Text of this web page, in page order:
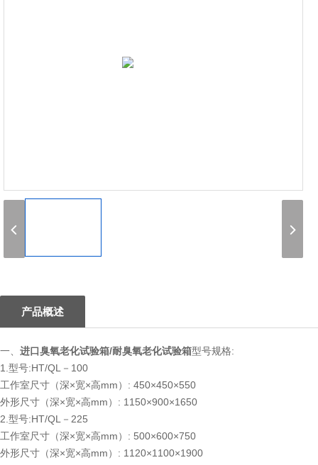
产品概述
一、 进口臭氧老化试验箱/耐臭氧老化试验箱型号规格:
1.型号:HT/QL－100
工作室尺寸（深×宽×高mm）: 450×450×550
外形尺寸（深×宽×高mm）: 1150×900×1650
2.型号:HT/QL－225
工作室尺寸（深×宽×高mm）: 500×600×750
外形尺寸（深×宽×高mm）: 1120×1100×1900